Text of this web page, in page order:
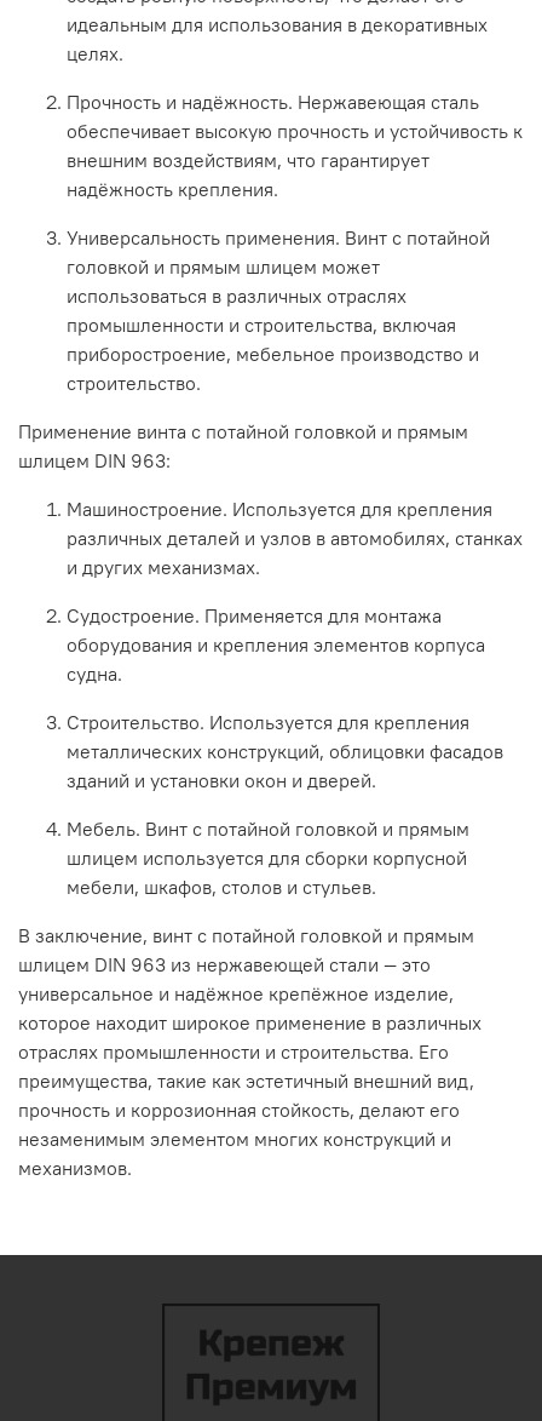
идеальным для использования в декоративных
целях.
Прочность и надёжность. Нержавеющая сталь
обеспечивает высокую прочность и устойчивость к
внешним воздействиям, что гарантирует
надёжность крепления.
Универсальность применения. Винт с потайной
головкой и прямым шлицем может
использоваться в различных отраслях
промышленности и строительства, включая
приборостроение, мебельное производство и
строительство.
Применение винта с потайной головкой и прямым
шлицем DIN 963:
Машиностроение. Используется для крепления
различных деталей и узлов в автомобилях, станках
и других механизмах.
Судостроение. Применяется для монтажа
оборудования и крепления элементов корпуса
судна.
Строительство. Используется для крепления
металлических конструкций, облицовки фасадов
зданий и установки окон и дверей.
Мебель. Винт с потайной головкой и прямым
шлицем используется для сборки корпусной
мебели, шкафов, столов и стульев.
В заключение, винт с потайной головкой и прямым
шлицем DIN 963 из нержавеющей стали — это
универсальное и надёжное крепёжное изделие,
которое находит широкое применение в различных
отраслях промышленности и строительства. Его
преимущества, такие как эстетичный внешний вид,
прочность и коррозионная стойкость, делают его
незаменимым элементом многих конструкций и
механизмов.